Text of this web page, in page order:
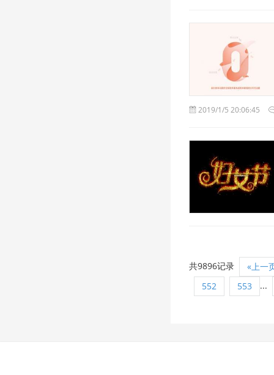
2019/1/5 20:06:45
共9896记录
«上一
552
553 ...